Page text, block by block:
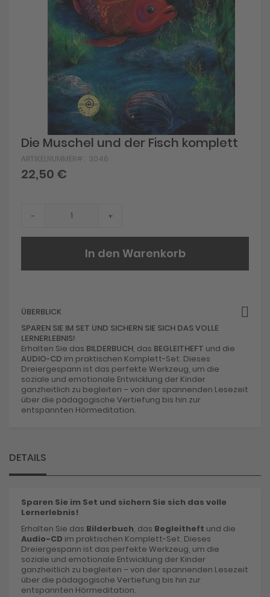
Skip
to
the
beginning
of
Die Muschel und der Fisch komplett
ARTIKELNUMMER 3046
22,50 €
- +
In den Warenkorb
ÜBERBLICK
SPAREN SIE IM SET UND SICHERN SIE SICH DAS VOLLE
LERNERLEBNIS!
Erhalten Sie das BILDERBUCH, das BEGLEITHEFT und die
AUDIO-CD im praktischen Komplett-Set. Dieses
Dreiergespann ist das perfekte Werkzeug, um die
soziale und emotionale Entwicklung der Kinder
ganzheitlich zu begleiten – von der spannenden Lesezeit
über die pädagogische Vertiefung bis hin zur
entspannten Hörmeditation.
DETAILS
Sparen Sie im Set und sichern Sie sich das volle
Lernerlebnis!
Erhalten Sie das Bilderbuch, das Begleitheft und die
Audio-CD im praktischen Komplett-Set. Dieses
Dreiergespann ist das perfekte Werkzeug, um die
soziale und emotionale Entwicklung der Kinder
ganzheitlich zu begleiten – von der spannenden Lesezeit
über die pädagogische Vertiefung bis hin zur
entspannten Hörmeditation.